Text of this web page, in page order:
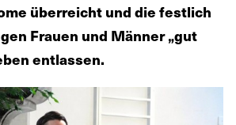
überreicht und die festlich
Frauen und Männer „gut
entlassen.